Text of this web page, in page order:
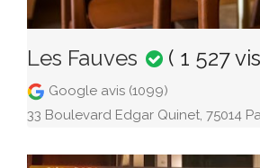
Les Fauves ( 1 527
Google avis (1099)
33 Boulevard Edgar Quinet, 75014